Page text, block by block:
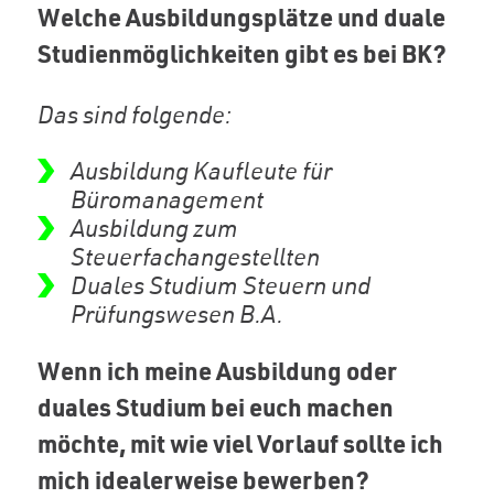
Welche Ausbildungsplätze und duale
Studienmöglichkeiten gibt es bei BK?
Das sind folgende:
Ausbildung Kaufleute für
Büromanagement
Ausbildung zum
Steuerfachangestellten
Duales Studium Steuern und
Prüfungswesen B.A.
Wenn ich meine Ausbildung oder
duales Studium bei euch machen
möchte, mit wie viel Vorlauf sollte ich
mich idealerweise bewerben?